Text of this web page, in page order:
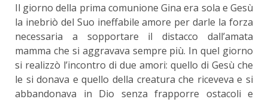
Il giorno della prima comunione Gina era sola e Gesù
la inebriò del Suo ineffabile amore per darle la forza
necessaria a sopportare il distacco dall’amata
mamma che si aggravava sempre più. In quel giorno
si realizzò l’incontro di due amori: quello di Gesù che
le si donava e quello della creatura che riceveva e si
abbandonava in Dio senza frapporre ostacoli e